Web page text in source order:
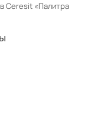
Ceresit «Палитра